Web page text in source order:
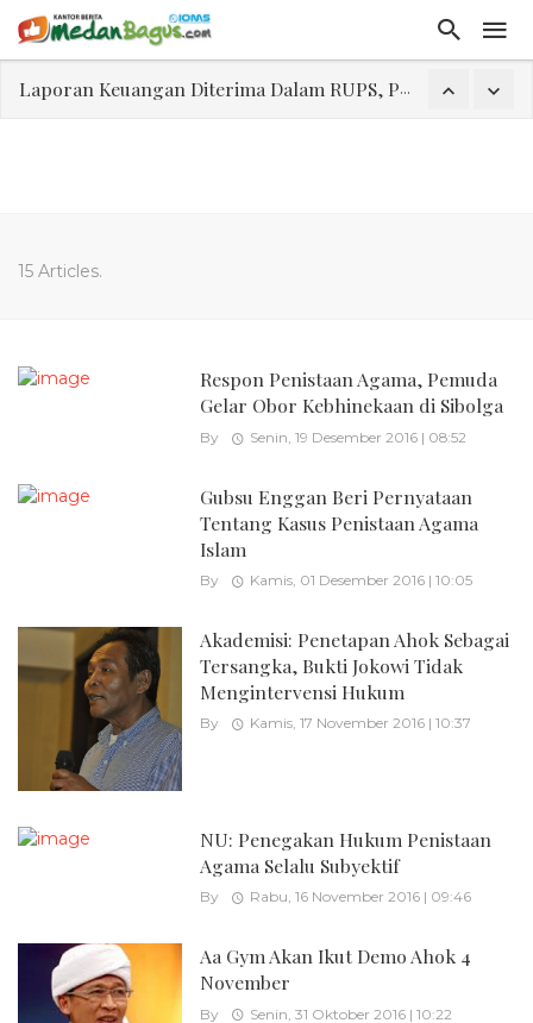
Laporan Keuangan Diterima Dalam RUPS, Pelaporan Hingga Penahanan Mantan Direktur PT GKS Dinilai Rancu
15 Articles.
Respon Penistaan Agama, Pemuda
Gelar Obor Kebhinekaan di Sibolga
By Senin, 19 Desember 2016 | 08:52
Gubsu Enggan Beri Pernyataan
Tentang Kasus Penistaan Agama
Islam
By Kamis, 01 Desember 2016 | 10:05
Akademisi: Penetapan Ahok Sebagai
Tersangka, Bukti Jokowi Tidak
Mengintervensi Hukum
By Kamis, 17 November 2016 | 10:37
NU: Penegakan Hukum Penistaan
Agama Selalu Subyektif
By Rabu, 16 November 2016 | 09:46
Aa Gym Akan Ikut Demo Ahok 4
November
By Senin, 31 Oktober 2016 | 10:22